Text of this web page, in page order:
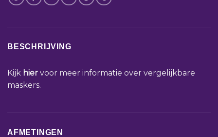
BESCHRIJVING
Kijk hier voor meer informatie over vergelijkbare
maskers.
AFMETINGEN